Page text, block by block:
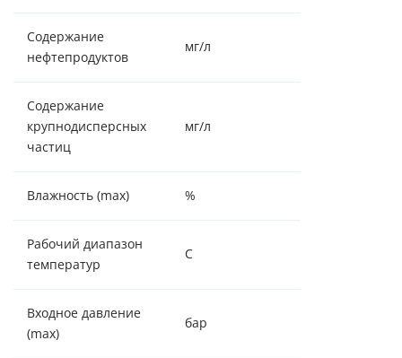
Содержание
нефтепродуктов
мг/л
Содержание
крупнодисперсных
частиц
мг/л
Влажность (max) %
Рабочий диапазон
температур
С
Входное давление
(max)
бар